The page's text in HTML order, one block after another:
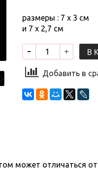
размеры : 7 х 3 см
и 7 х 2,7 см
В
Добавить в
может отличаться от